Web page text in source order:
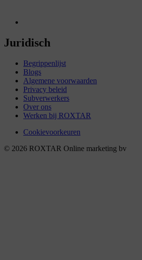
Juridisch
Begrippenlijst
Blogs
Algemene voorwaarden
Privacy beleid
Subverwerkers
Over ons
Werken bij ROXTAR
Cookievoorkeuren
© 2026 ROXTAR Online marketing bv